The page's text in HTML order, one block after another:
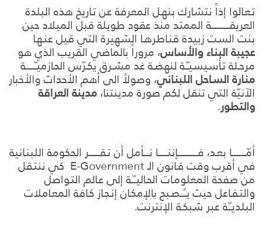
تـعـالوا إذاً نتشارك بنهـل المعرفة عن تـاريخ هذه البلدة
العريقـــــــــــــــة الممتد منذ عقود طويلة قبل الميلاد حين
بنت الست زبيدة قنـاطرهـا الشهيرة التي قيل عنـهـا
عجيبة البنـاء والأساس، مروراً بالماضي القريب الذي هو
مرحـلة تـأسيسيـّــة لنهضـة غد مشـرق يكـرّس الحـازميـّــــــــة
منـارة السـاحل اللبنـاني، وصولاً الى أهم الأحداث والأخبار
الآنيّة التي تنقل لكم صورة مدينتنا،مدينة العراقة
والتطور.
أمّــــــــــــا بعـد، فـــــــــــــــــإننــــــــا نـــــأمل أن تـقـــــــــر الحكومة اللبنـانية
في أقرب وقت قـانون الـ E-Government كي ننتـقل
من صفحة المعلومـات الحـاليــّــة إلى عـالم التـواصل
والتـفـاعل حيث يــُـــصـبح بالإمكـان إنـجـاز كـافة المعـاملات
البلديــّـة عبر شبكـة الإنترنت.